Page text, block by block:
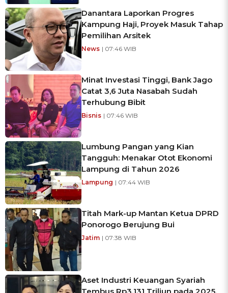
Danantara Laporkan Progres
Kampung Haji, Proyek Masuk Tahap
Pemilihan Arsitek
News | 07:46 WIB
Minat Investasi Tinggi, Bank Jago
Catat 3,6 Juta Nasabah Sudah
Terhubung Bibit
Bisnis | 07:46 WIB
Lumbung Pangan yang Kian
Tangguh: Menakar Otot Ekonomi
Lampung di Tahun 2026
Lampung | 07:44 WIB
Titah Mark-up Mantan Ketua DPRD
Ponorogo Berujung Bui
Jatim | 07:38 WIB
Aset Industri Keuangan Syariah